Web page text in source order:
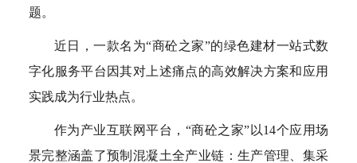
题。
近日，一款名为“商砼之家”的绿色建材一站式数
字化服务平台因其对上述痛点的高效解决方案和应用
实践成为行业热点。
作为产业互联网平台，“商砼之家”以14个应用场
景完整涵盖了预制混凝土全产业链：生产管理、集采